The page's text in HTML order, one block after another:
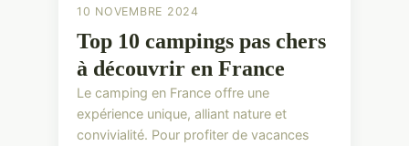
10 NOVEMBRE 2024
Top 10 campings pas chers
à découvrir en France
Le camping en France offre une
expérience unique, alliant nature et
convivialité. Pour profiter de vacances